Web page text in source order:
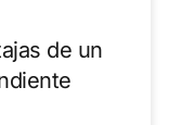
de un